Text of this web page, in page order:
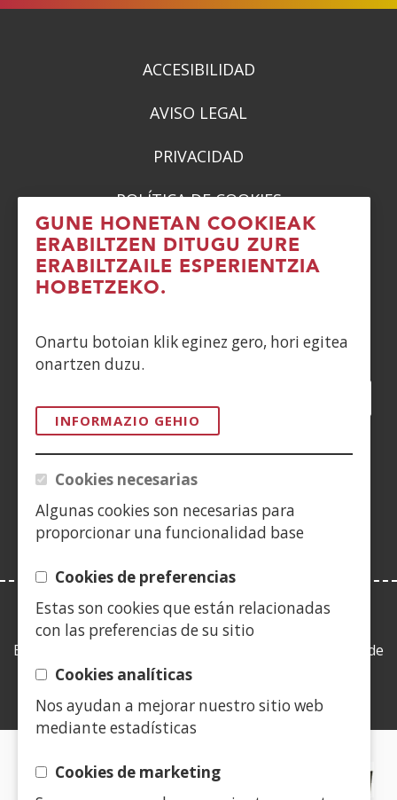
GUNE HONETAN COOKIEAK
ERABILTZEN DITUGU ZURE
ERABILTZAILE ESPERIENTZIA
HOBETZEKO.
Onartu botoian klik eginez gero, hori egitea
onartzen duzu.
INFORMAZIO GEHIO
Cookies necesarias
Algunas cookies son necesarias para
proporcionar una funcionalidad base
Cookies de preferencias
Estas son cookies que están relacionadas
con las preferencias de su sitio
Cookies analíticas
Nos ayudan a mejorar nuestro sitio web
mediante estadísticas
Cookies de marketing
ACCESIBILIDAD
AVISO LEGAL
PRIVACIDAD
POLÍTICA DE COOKIES
DENUNCIAS
CONTACTO
Siguenos en:
leiho
berrian)
leiho
berrian)
leiho
berrian)
YouTube
(Ireki
leiho
berrian)
(Ireki
LEY DE TRANSPARENCIA
Esta web se ajusta a lo establecido en la Ley 19/2013, de
9 de diciembre, de transparencia, acceso a la
CERTIFICADOS DE CALIDAD